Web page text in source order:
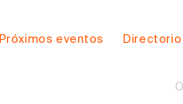
Próximos eventos Directorio